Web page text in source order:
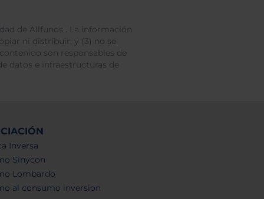
de Allfunds . La información
ni distribuir; y (3) no se
son responsables de
datos e infraestructuras de
Inversa
Sinycon
Lombardo
al consumo inversion